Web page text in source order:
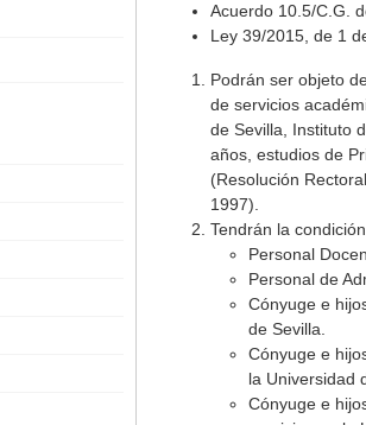
Acuerdo 10.5/C.G.
Ley 39/2015, de 1
Podrán ser objeto
de servicios
de Sevilla, Instituto
años, estudios de
(Resolución
1997).
Tendrán la
Personal
Personal de
Cónyuge e
de Sevilla.
Cónyuge e
la Universidad
Cónyuge e